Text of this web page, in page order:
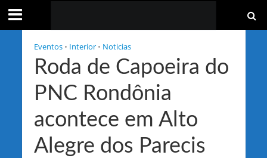
Eventos • Interior • Noticias
Roda de Capoeira do
PNC Rondônia
acontece em Alto
Alegre dos Parecis